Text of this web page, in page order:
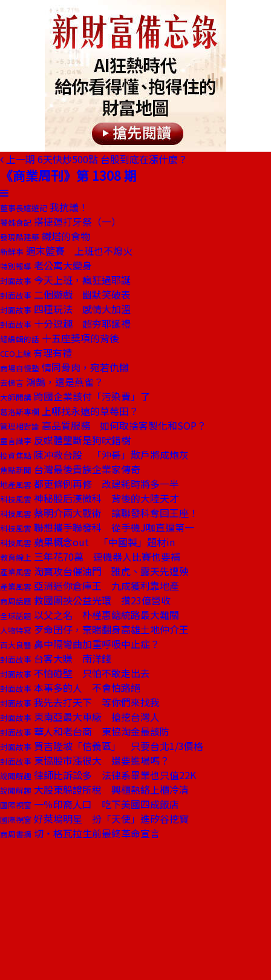
上一期 6天快炒500點 台股到底在漲什麼？
《商業周刊》第 1308 期
董事長嬉遊記 我抗議！
饕姊食記 搭捷運打牙祭（一）
發現酷建築 鐵塔的食物
新鮮事 週末籃賽 上班也不熄火
特別報導 老公寓大變身
封面故事 今天上班，瘋狂過耶誕
封面故事 二個遊戲 幽默笑破表
封面故事 四種玩法 感情大加溫
封面故事 十分逗趣 超夯耶誕禮
總編輯的話 十五座獎項的背後
CEO上線 有理有禮
商場自慢塾 情同骨肉，宛若仇讎
去梯言 鴻鵠，還是燕雀？
大師開講 跨國企業該付「污染費」了
葛洛斯專欄 上哪找永遠的草莓田？
管理相對論 高品質服務 如何取捨客製化和SOP？
童言識李 反媒體壟斷是狗吠錯樹
投資焦點 陳冲救台股 「沖哥」散戶將成炮灰
焦點新聞 台灣最後貴族企業家傳奇
地產風雲 都更條例再修 改建耗時將多一半
科技風雲 神秘股后漢微科 背後的大陸天才
科技風雲 蔡明介兩大戰術 讓聯發科奪回王座！
科技風雲 聯想攜手聯發科 從手機J咖直逼第一
科技風雲 蘋果概念out 「中國製」題材in
教育線上 三年花70萬 連機器人比賽也要補
產業風雲 淘寶攻台催油門 雅虎、露天先遭殃
產業風雲 亞洲迷你倉庫王 九成獲利靠地產
商周話題 救國團挾公益光環 攢23億營收
全球話題 以父之名 朴槿惠總統路最大難關
人物特寫 歹命囝仔，棄賭翻身高雄土地仲介王
百大良醫 鼻中隔彎曲加重呼吸中止症？
封面故事 台客大賺 南洋錢
封面故事 不怕碰壁 只怕不敢走出去
封面故事 本事多的人 不會怕路絕
封面故事 我先去打天下 等你們來找我
封面故事 東南亞最大車廠 搶挖台灣人
封面故事 華人和老台商 東協淘金最該防
封面故事 買吉隆坡「信義區」 只要台北1/3價格
封面故事 東協股市漲很大 還要進場嗎？
說聞解趣 律師比訴訟多 法律系畢業也只值22K
說聞解趣 大股東躲證所稅 興櫃熱絡上櫃冷清
國際視窗 一％印裔人口 吃下美國四成飯店
國際視窗 好萊塢明星 扮「天使」進矽谷挖寶
商周書摘 切‧格瓦拉生前最終革命宣言